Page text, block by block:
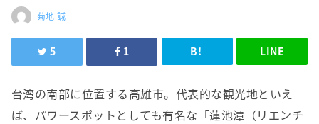
菊地 誠
5 1 B! LINE
台湾の南部に位置する高雄市。代表的な観光地といえ
ば、パワースポットとしても有名な「蓮池潭（リエンチ